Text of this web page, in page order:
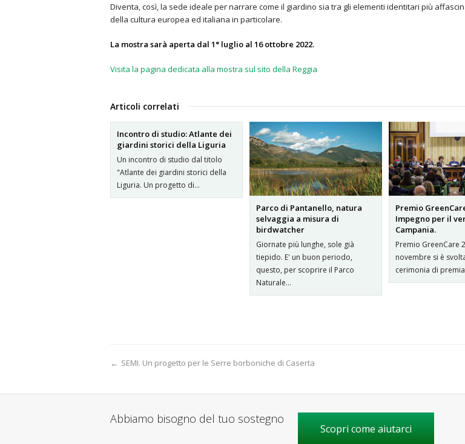
Diventa, così, la sede ideale per narrare come il giardino sia tra gli elementi identitari più
della cultura europea ed italiana in particolare.
La mostra sarà aperta dal 1° luglio al 16 ottobre 2022.
Visita la pagina dedicata alla mostra sul sito della Reggia
Articoli correlati
Incontro di studio: Atlante dei
giardini storici della Liguria
Un incontro di studio dal titolo
"Atlante dei giardini storici della
Liguria. Un progetto di…
Parco di Pantanello, natura
selvaggia a misura di
birdwatcher
Giornate più lunghe, sole già
tiepido. E' un buon periodo,
questo, per scoprire il Parco
Naturale…
Premio
Impegno per il
Campania.
Premio GreenCare
novembre si è
cerimonia di
← SEMI. Un progetto per le Serre borboniche di Caserta
Abbiamo bisogno del tuo sostegno
Scopri come aiutarci